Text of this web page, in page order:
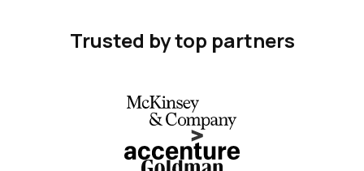
Trusted by top partners